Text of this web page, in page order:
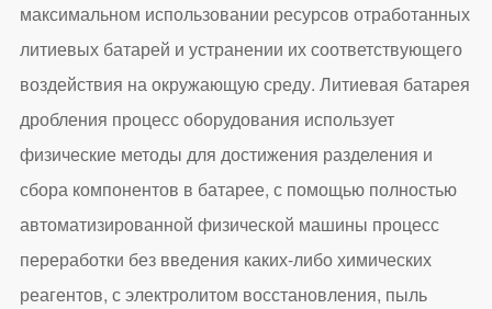
максимальном использовании ресурсов отработанных
литиевых батарей и устранении их соответствующего
воздействия на окружающую среду. Литиевая батарея
дробления процесс оборудования использует
физические методы для достижения разделения и
сбора компонентов в батарее, с помощью полностью
автоматизированной физической машины процесс
переработки без введения каких-либо химических
реагентов, с электролитом восстановления, пыль